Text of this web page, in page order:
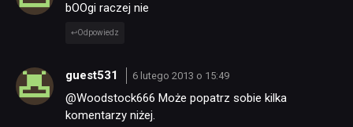
bOOgi raczej nie
Odpowiedz
guest531 6 lutego 2013 o 15:49
@Woodstock666 Może popatrz sobie kilka
komentarzy niżej.